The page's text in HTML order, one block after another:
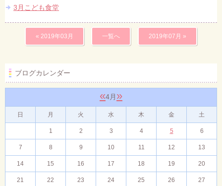
3月こども食堂
« 2019年03月 一覧へ 2019年07月 »
ブログカレンダー
«4月 »
日 月 火 水 木 金 土
1 2 3 4 5 6
7 8 9 10 11 12 13
14 15 16 17 18 19 20
21 22 23 24 25 26 27